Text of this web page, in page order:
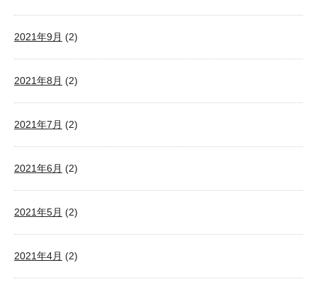
2021年9月 (2)
2021年8月 (2)
2021年7月 (2)
2021年6月 (2)
2021年5月 (2)
2021年4月 (2)